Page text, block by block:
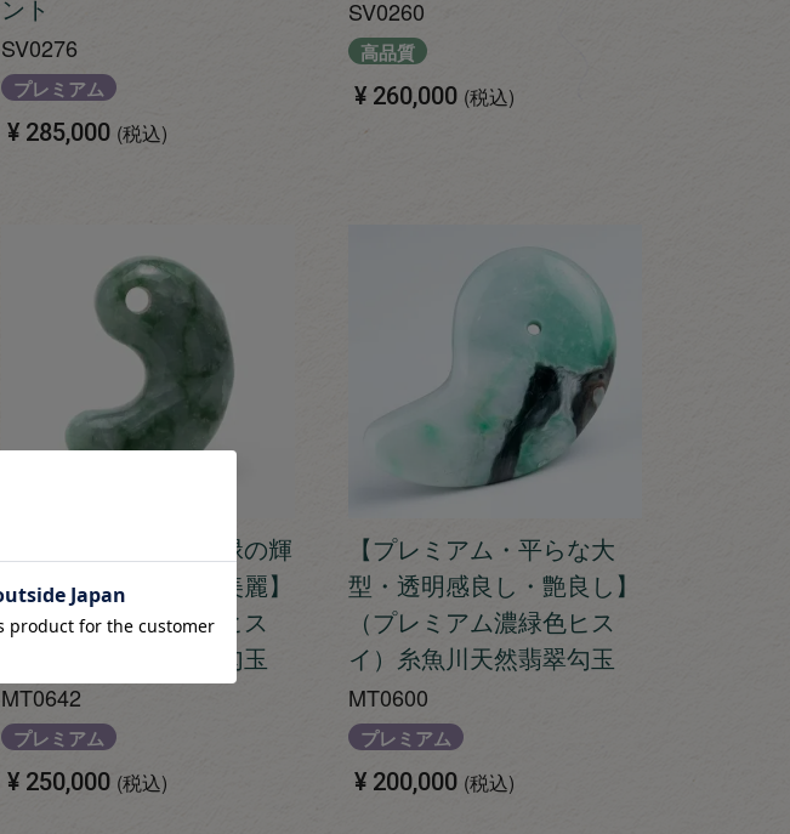
ント
SV0276
プレミアム
¥ 285,000 税込
SV0260
高品質
¥ 260,000 税込
【プレミアム・深い緑の輝
き・透明感抜群・艶美麗】
（プレミアム濃緑色ヒス
イ）糸魚川天然翡翠勾玉
MT0642
プレミアム
¥ 250,000 税込
【プレミアム・平らな大
型・透明感良し・艶良し】
（プレミアム濃緑色ヒス
イ）糸魚川天然翡翠勾玉
MT0600
プレミアム
¥ 200,000 税込